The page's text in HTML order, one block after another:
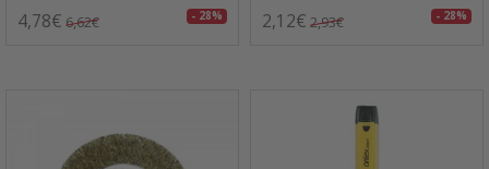
4,78€ 6,62€ - 28% 2,12€ 2,93€ - 28%